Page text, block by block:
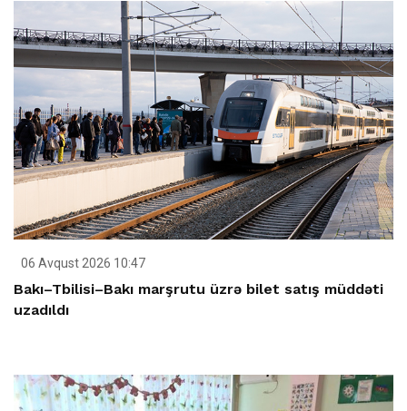
06 Avqust 2026 10:47
Bakı–Tbilisi–Bakı marşrutu üzrə bilet satış müddəti
uzadıldı